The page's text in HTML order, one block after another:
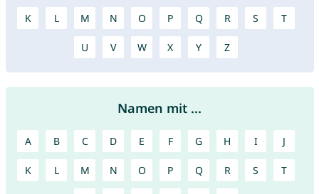
K L M N O P Q R S T
U V W X Y Z
Namen mit ...
A B C D E F G H I J
K L M N O P Q R S T